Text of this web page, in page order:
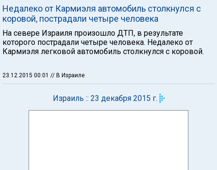
Недалеко от Кармиэля автомобиль столкнулся с
коровой, пострадали четыре человека
На севере Израиля произошло ДТП, в результате
которого пострадали четыре человека. Недалеко от
Кармиэля легковой автомобиль столкнулся с коровой.
23.12.2015 00:01 // В Израиле
Израиль :: 23 декабря 2015 г.